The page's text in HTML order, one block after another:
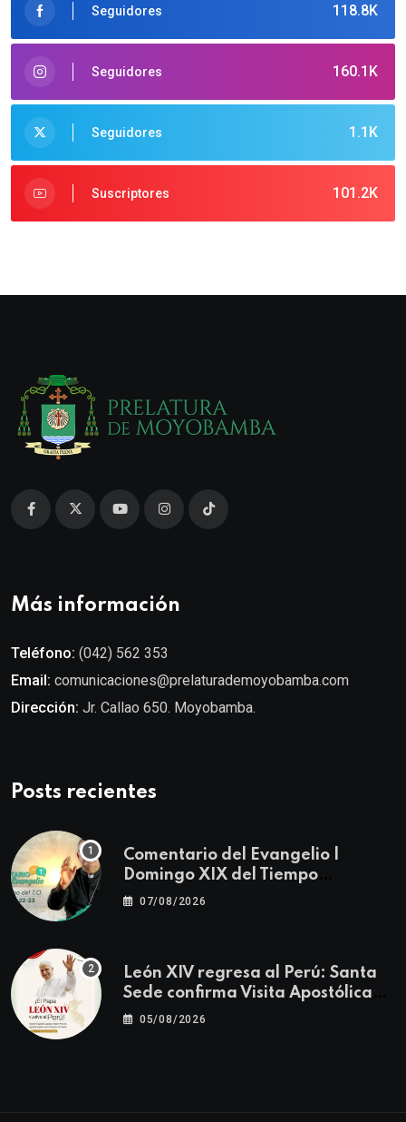
118.8K
Seguidores
160.1K
Seguidores
1.1K
Seguidores
101.2K
Suscriptores
Más información
Teléfono: (042) 562 353
Email: comunicaciones@prelaturademoyobamba.com
Dirección: Jr. Callao 650. Moyobamba.
Posts recientes
Comentario del Evangelio |
Domingo XIX del Tiempo
Ordinario | Mateo 14, 22-23
07/08/2026
León XIV regresa al Perú: Santa
Sede confirma Visita Apostólica
del 11 al 17 de noviembre
05/08/2026